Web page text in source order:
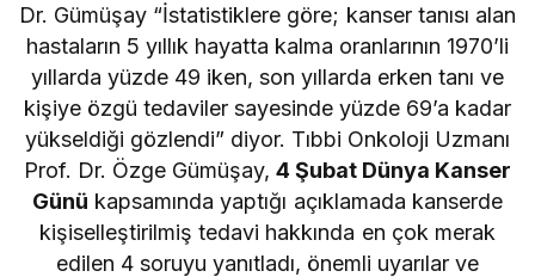
Dr. Gümüşay “İstatistiklere göre; kanser tanısı alan
hastaların 5 yıllık hayatta kalma oranlarının 1970’li
yıllarda yüzde 49 iken, son yıllarda erken tanı ve
kişiye özgü tedaviler sayesinde yüzde 69’a kadar
yükseldiği gözlendi” diyor. Tıbbi Onkoloji Uzmanı
Prof. Dr. Özge Gümüşay, 4 Şubat Dünya Kanser
Günü kapsamında yaptığı açıklamada kanserde
kişiselleştirilmiş tedavi hakkında en çok merak
edilen 4 soruyu yanıtladı, önemli uyarılar ve